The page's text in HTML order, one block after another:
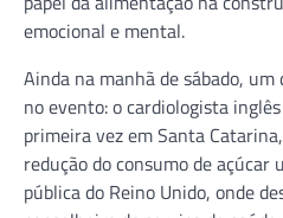
emocional e mental.
Ainda na manhã de sábado,
no evento: o cardiologista
primeira vez em Santa
redução do consumo de açúcar
pública do Reino Unido, onde